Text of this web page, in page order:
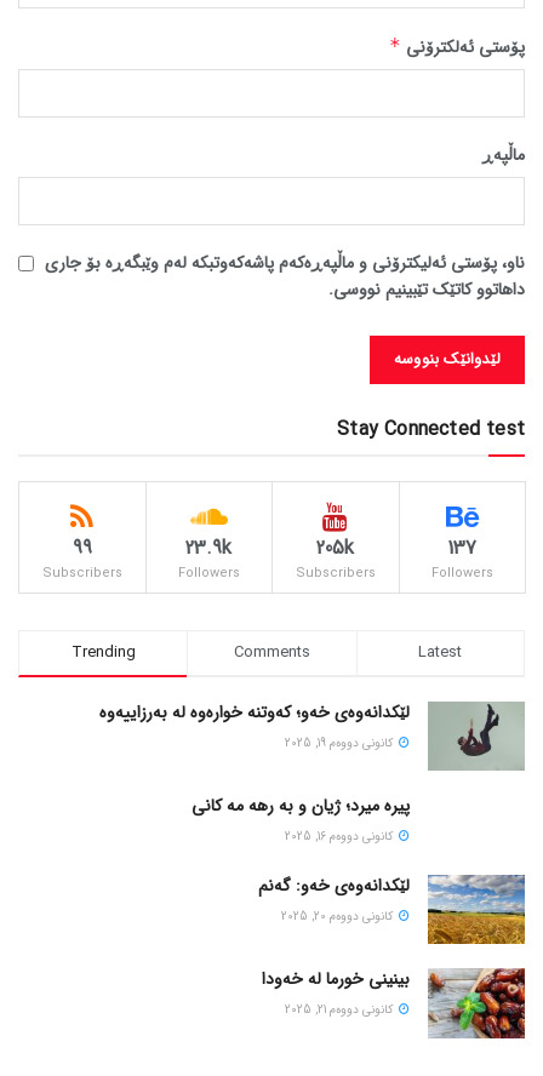
پۆستی ئەلکترۆنی *
ماڵپه‌ڕ
ناو، پۆستی ئەلیکترۆنی و ماڵپەڕەکەم پاشەکەوتبکە لەم وێبگەڕە بۆ جاری
داهاتوو کاتێک تێبینیم نووسی.
Stay Connected test
137
Followers
205k
Subscribers
23.9k
Followers
99
Subscribers
Trending Comments Latest
لێکدانەوەی خەو؛ کەوتنە خوارەوە لە بەرزاییەوە
كانونی دووه‌م 19, 2025
پیره میرد؛ ژیان و به رهه مه کانی
كانونی دووه‌م 16, 2025
لێکدانەوەی خەو: گەنم
كانونی دووه‌م 20, 2025
بینینی خورما لە خەودا
كانونی دووه‌م 21, 2025